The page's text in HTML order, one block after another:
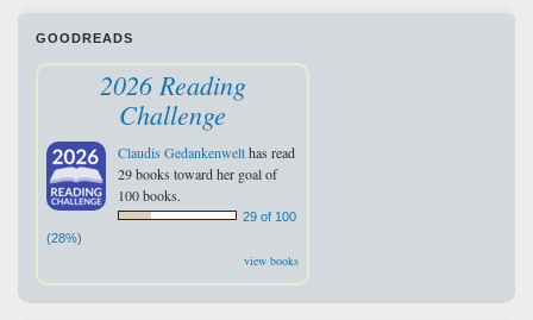
GOODREADS
2026 Reading
Challenge
Claudis Gedankenwelthas read
29 books toward her goal of
100 books.
29 of 100
(28%)
view books